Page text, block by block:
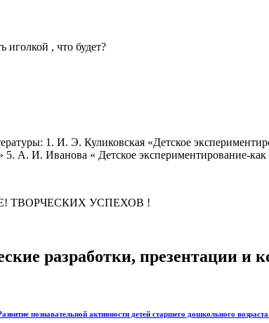
, что будет?
1. И. Э. Куликовская «Детское
А. И. Иванова « Детское экспериментирование-
ТВОРЧЕСКИХ УСПЕХОВ !
разработки, презентации и
познавательной активности детей старшего дошкольного